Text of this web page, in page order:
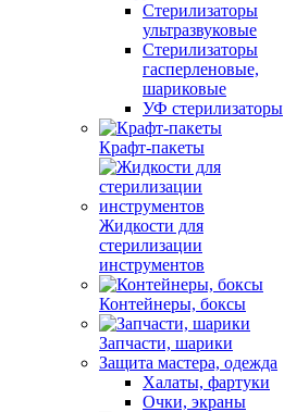
Стерилизаторы
ультразвуковые
Стерилизаторы
гасперленовые,
шариковые
УФ стерилизаторы
Крафт-пакеты
Жидкости для
стерилизации
инструментов
Контейнеры, боксы
Запчасти, шарики
Защита мастера, одежда
Халаты, фартуки
Очки, экраны